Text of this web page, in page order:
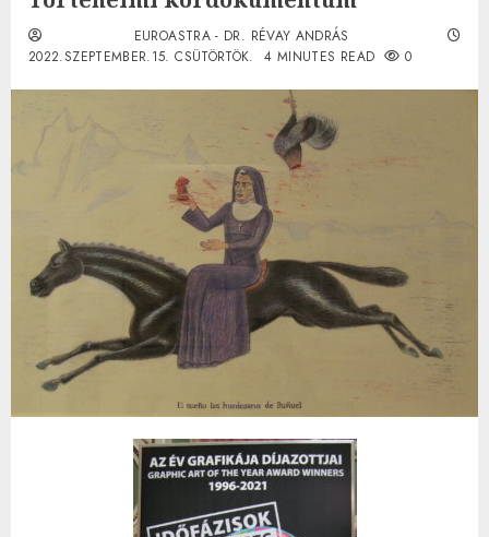
EUROASTRA - DR. RÉVAY ANDRÁS
2022.SZEPTEMBER.15. CSÜTÖRTÖK.
4 MINUTES READ 0